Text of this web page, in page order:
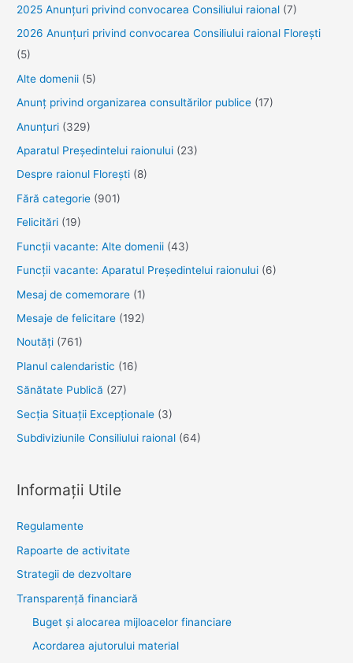
2025 Anunţuri privind convocarea Consiliului raional (7)
2026 Anunțuri privind convocarea Consiliului raional Florești
(5)
Alte domenii (5)
Anunţ privind organizarea consultărilor publice (17)
Anunţuri (329)
Aparatul Preşedintelui raionului (23)
Despre raionul Floreşti (8)
Fără categorie (901)
Felicitări (19)
Funcţii vacante: Alte domenii (43)
Funcții vacante: Aparatul Președintelui raionului (6)
Mesaj de comemorare (1)
Mesaje de felicitare (192)
Noutăţi (761)
Planul calendaristic (16)
Sănătate Publică (27)
Secția Situații Excepționale (3)
Subdiviziunile Consiliului raional (64)
Informații Utile
Regulamente
Rapoarte de activitate
Strategii de dezvoltare
Transparenţă financiară
Buget și alocarea mijloacelor financiare
Acordarea ajutorului material